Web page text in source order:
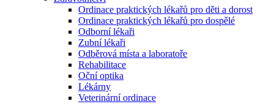
Ordinace praktických lékařů pro děti a dorost
Ordinace praktických lékařů pro dospělé
Odborní lékaři
Zubní lékaři
Odběrová místa a laboratoře
Rehabilitace
Oční optika
Lékárny
Veterinární ordinace